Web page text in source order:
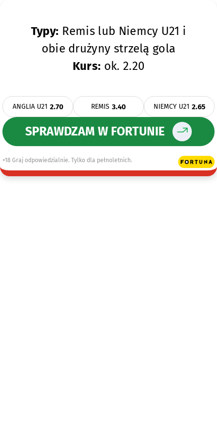
Typy: Remis lub Niemcy U21 i
obie drużyny strzelą gola
Kurs: ok. 2.20
ANGLIA U21 2.70 REMIS 3.40 NIEMCY U21 2.65
SPRAWDZAM W FORTUNIE
+18 Graj odpowiedzialnie. Tylko dla pełnoletnich.